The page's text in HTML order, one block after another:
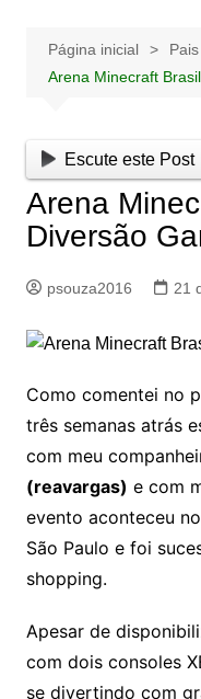
Página inicial
Arena Minecraft
Escute este Post
Arena
Diversão
psouza2016 21
Como comentei no
três semanas atrás
com meu
(reavargas) e com
evento aconteceu
São Paulo e foi
shopping.
Apesar de
com dois consoles
se divertindo com